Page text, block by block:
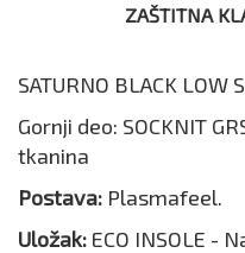
ZAŠTITNA
SATURNO BLACK LOW
Gornji deo: SOCKNIT
tkanina
Postava: Plasmafeel.
Uložak: ECO INSOLE -